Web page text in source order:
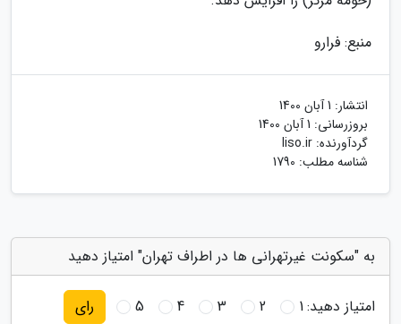
منبع: فرارو
انتشار: 1 آبان 1400
بروزرسانی: 1 آبان 1400
گردآورنده: liso.ir
شناسه مطلب: 1790
به "سکونت غیرتهرانی ها در اطراف تهران" امتیاز دهید
امتیاز دهید:1
2
3
4
5 رای